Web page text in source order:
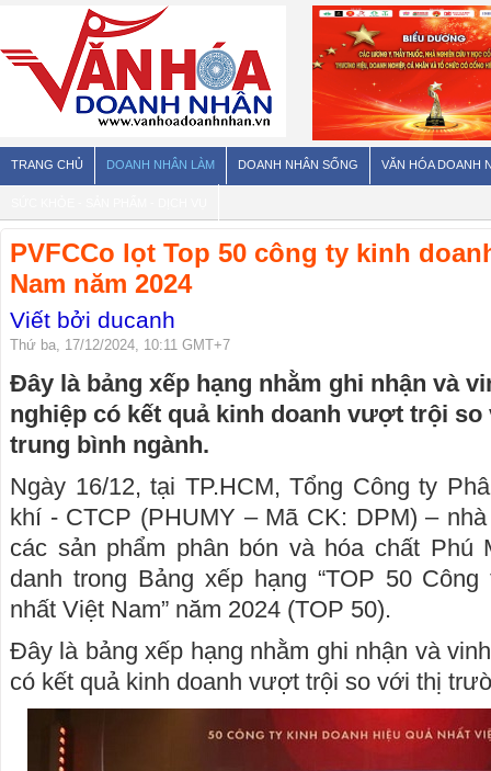
TRANG CHỦ DOANH NHÂN LÀM DOANH NHÂN SỐNG VĂN HÓA DOANH
PVFCCo lọt Top 50 công ty kinh
Nam năm 2024
Viết bởi ducanh
Thứ ba, 17/12/2024, 10:11 GMT+7
Đây là bảng xếp hạng nhằm ghi nhận và
nghiệp có kết quả kinh doanh vượt trội
trung bình ngành.
Ngày 16/12, tại TP.HCM, Tổng Công ty
khí - CTCP (PHUMY – Mã CK: DPM) –
các sản phẩm phân bón và hóa chất
danh trong Bảng xếp hạng “TOP 50
nhất Việt Nam” năm 2024 (TOP 50).
Đây là bảng xếp hạng nhằm ghi nhận và
có kết quả kinh doanh vượt trội so với thị